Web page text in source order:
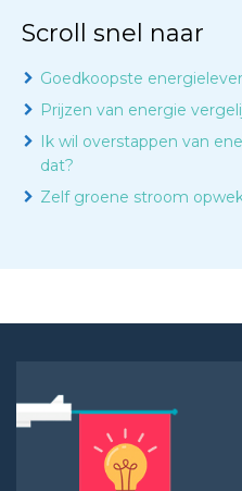
Scroll snel naar
Goedkoopste
Prijzen van energie
Ik wil overstappen van
dat?
Zelf groene stroom